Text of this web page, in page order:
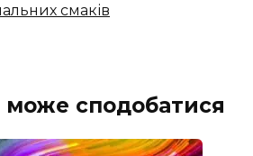
смаків
сподобатися